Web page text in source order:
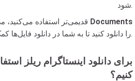
شود.
Documents
را دانلود کنید تا به شما در دانلود فایل‌ها کمک کند.
کنیم؟